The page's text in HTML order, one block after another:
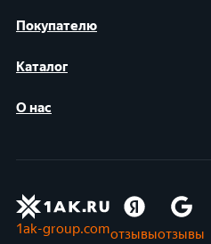
Покупателю
Каталог
О нас
1ak-group.comотзывыотзывы